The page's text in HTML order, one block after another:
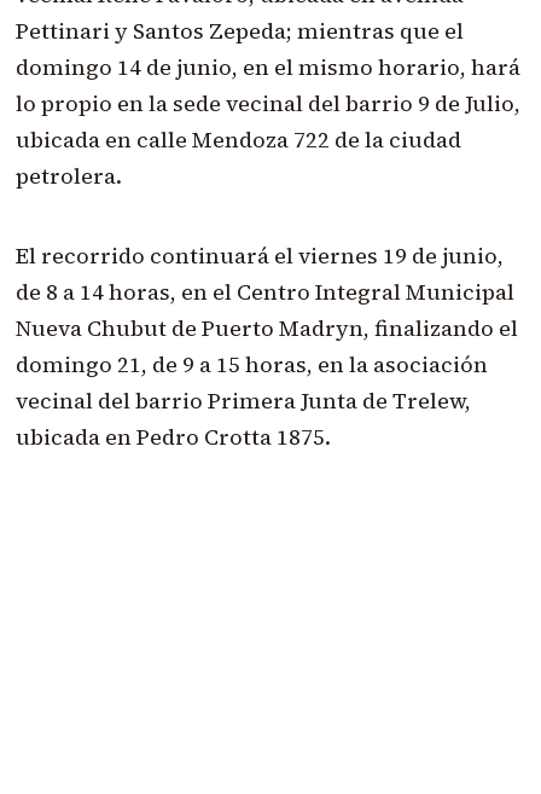
Pettinari y Santos Zepeda; mientras que el
domingo 14 de junio, en el mismo horario, hará
lo propio en la sede vecinal del barrio 9 de Julio,
ubicada en calle Mendoza 722 de la ciudad
petrolera.
El recorrido continuará el viernes 19 de junio,
de 8 a 14 horas, en el Centro Integral Municipal
Nueva Chubut de Puerto Madryn, finalizando el
domingo 21, de 9 a 15 horas, en la asociación
vecinal del barrio Primera Junta de Trelew,
ubicada en Pedro Crotta 1875.